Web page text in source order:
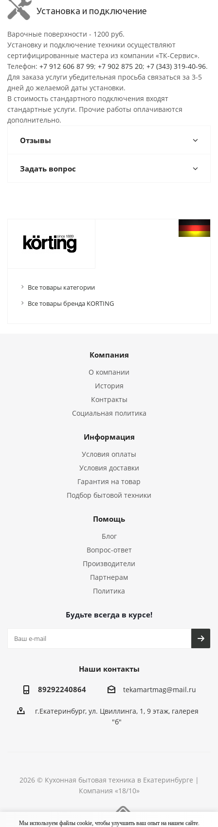
Установка и подключение
Варочные поверхности - 1200 руб.
Установку и подключение техники осуществляют
сертифицированные мастера из компании «ТК-Сервис».
Телефон: +7 912 606 87 99; +7 902 875 20; +7 (343) 319-40-96.
Для заказа услуги убедительная просьба связаться за 3-5
дней до желаемой даты установки.
В стоимость стандартного подключения входят
стандартные услуги. Прочие работы оплачиваются
дополнительно.
Отзывы
Задать вопрос
Все товары категории
Все товары бренда KORTING
Компания
О компании
История
Контракты
Социальная политика
Информация
Условия оплаты
Условия доставки
Гарантия на товар
Подбор бытовой техники
Помощь
Блог
Вопрос-ответ
Производители
Партнерам
Политика
Будьте всегда в курсе!
Наши контакты
89292240864 tekamartmag@mail.ru
г.Екатеринбург, ул. Цвиллинга, 1, 9 этаж, галерея
"б"
2026 © Кухонная бытовая техника в Екатеринбурге |
Компания «18/10»
Мы используем файлы cookie, чтобы улучшить ваш опыт на нашем сайте.